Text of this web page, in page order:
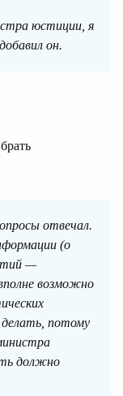
юстиции, я
он.
отвечал.
(о
—
возможно
делать, потому
должно